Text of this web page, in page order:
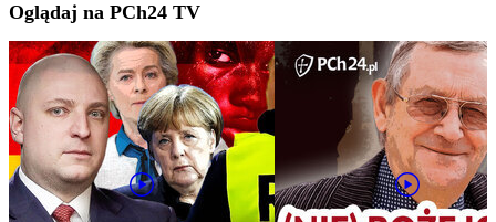
Oglądaj na PCh24 TV